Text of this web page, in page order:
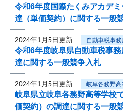
令和6年度国際たくみアカデ
達（単価契約）に関する一般
2024年1月5日更新 自動車税事務
令和6年度岐阜県自動車税事
達に関する一般競争入札
2024年1月5日更新 岐阜各務野高
岐阜県立岐阜各務野高等学校
価契約）の調達に関する一般